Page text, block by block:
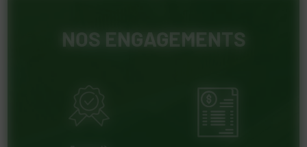
NOS ENGAGEMENTS